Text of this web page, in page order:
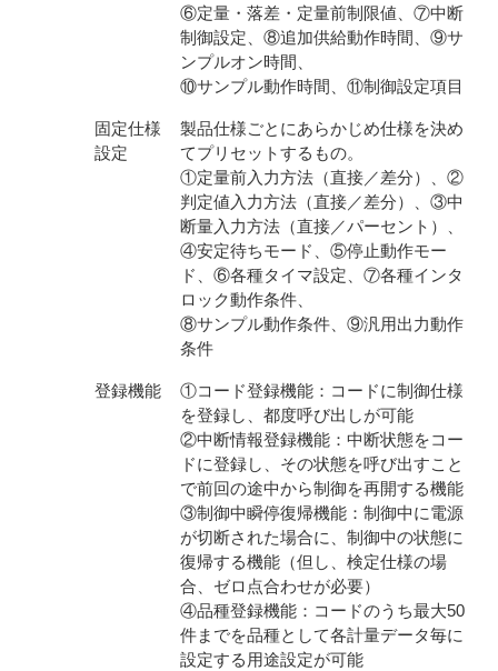
⑥定量・落差・定量前制限値、⑦中断
制御設定、⑧追加供給動作時間、⑨サ
ンプルオン時間、
⑩サンプル動作時間、⑪制御設定項目
固定仕様
設定
製品仕様ごとにあらかじめ仕様を決め
てプリセットするもの。
①定量前入力方法（直接／差分）、②
判定値入力方法（直接／差分）、③中
断量入力方法（直接／パーセント）、
④安定待ちモード、⑤停止動作モー
ド、⑥各種タイマ設定、⑦各種インタ
ロック動作条件、
⑧サンプル動作条件、⑨汎用出力動作
条件
登録機能
①コード登録機能：コードに制御仕様
を登録し、都度呼び出しが可能
②中断情報登録機能：中断状態をコー
ドに登録し、その状態を呼び出すこと
で前回の途中から制御を再開する機能
③制御中瞬停復帰機能：制御中に電源
が切断された場合に、制御中の状態に
復帰する機能（但し、検定仕様の場
合、ゼロ点合わせが必要）
④品種登録機能：コードのうち最大50
件までを品種として各計量データ毎に
設定する用途設定が可能